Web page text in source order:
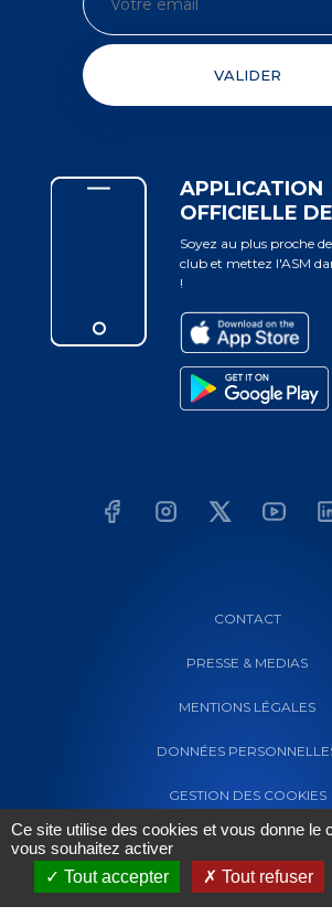
VALIDER
APPLICATION
OFFICIELLE
Soyez au plus proche
club et mettez l'ASM
!
CONTACT
PRESSE & MEDIAS
MENTIONS LÉGALES
DONNÉES
GESTION DES COOKIES
Ce site utilise des cookies et vous donne le
vous souhaitez activer
Tout accepter
Tout refuser